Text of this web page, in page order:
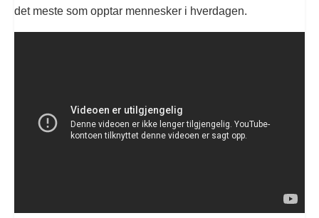
det meste som opptar mennesker i hverdagen.